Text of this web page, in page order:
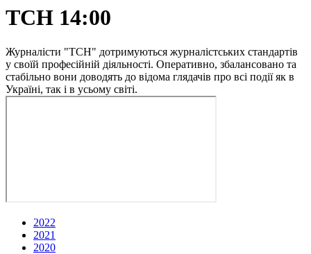
ТСН 14:00
Журналісти "ТСН" дотримуються журналістських стандартів
у своїй професійній діяльності. Оперативно, збалансовано та
стабільно вони доводять до відома глядачів про всі події як в
Україні, так і в усьому світі.
2022
2021
2020